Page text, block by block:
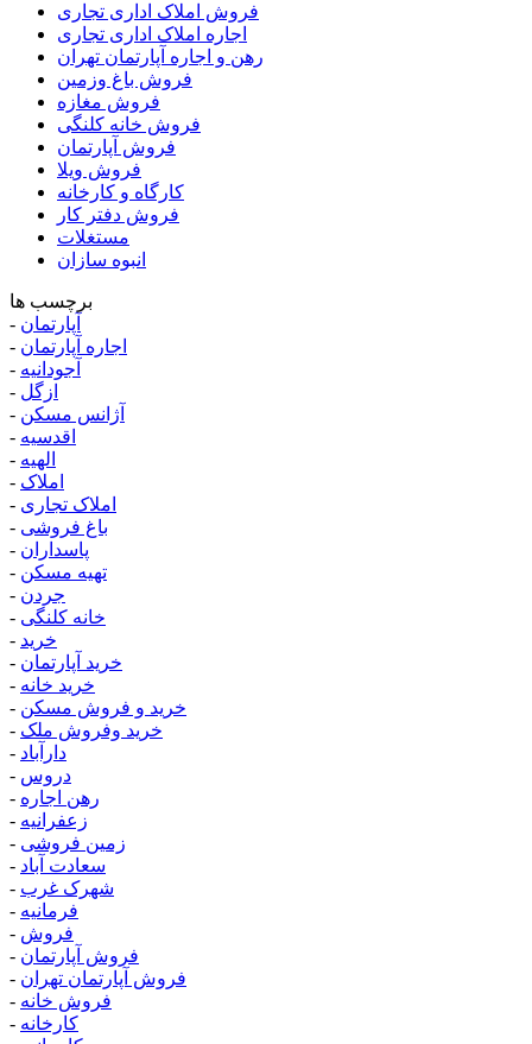
فروش املاک اداری تجاری
اجاره املاک اداری تجاری
رهن و اجاره آپارتمان تهران
فروش باغ وزمین
فروش مغازه
فروش خانه کلنگی
فروش آپارتمان
فروش ویلا
کارگاه و کارخانه
فروش دفتر کار
مستغلات
انبوه سازان
برچسب ها
- آپارتمان
- اجاره آپارتمان
- آجودانیه
- ازگل
- آژانس مسکن
- اقدسیه
- الهیه
- املاک
- املاک تجاری
- باغ فروشی
- پاسداران
- تهیه مسکن
- جردن
- خانه کلنگی
- خرید
- خرید آپارتمان
- خرید خانه
- خرید و فروش مسکن
- خرید وفروش ملک
- دارآباد
- دروس
- رهن اجاره
- زعفرانیه
- زمین فروشی
- سعادت آباد
- شهرک غرب
- فرمانیه
- فروش
- فروش آپارتمان
- فروش آپارتمان تهران
- فروش خانه
- کارخانه